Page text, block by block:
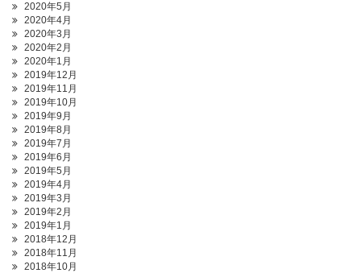
2020年5月
2020年4月
2020年3月
2020年2月
2020年1月
2019年12月
2019年11月
2019年10月
2019年9月
2019年8月
2019年7月
2019年6月
2019年5月
2019年4月
2019年3月
2019年2月
2019年1月
2018年12月
2018年11月
2018年10月